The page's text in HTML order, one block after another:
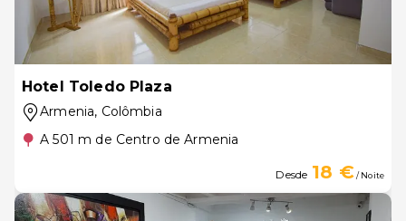
Hotel Toledo Plaza
Armenia, Colômbia
A 501 m de Centro de Armenia
Desde 18 €/ Noite